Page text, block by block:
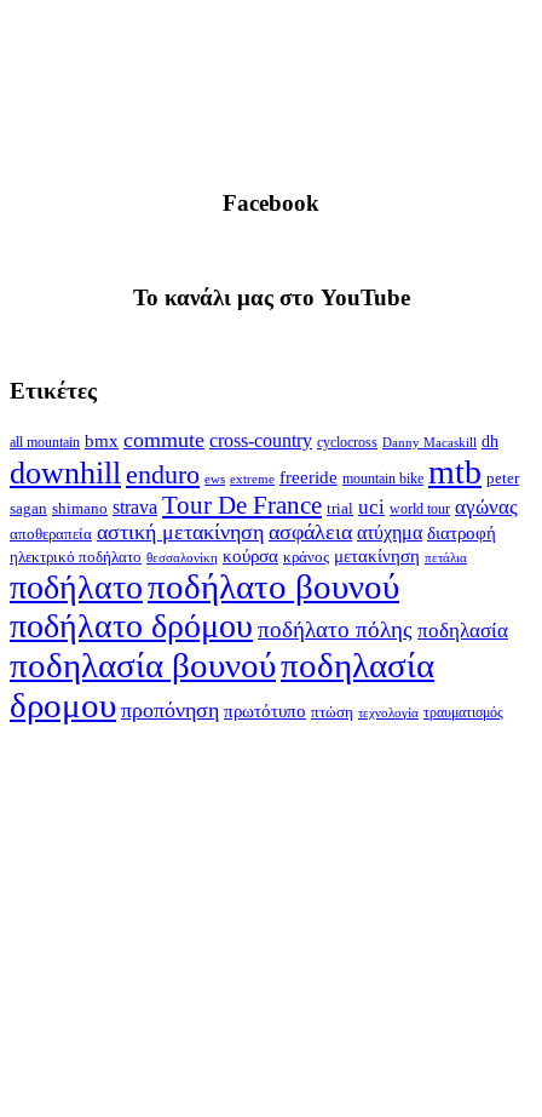
Facebook
To κανάλι μας στο YouTube
Ετικέτες
all mountain bmx commute cross-country cyclocross Danny Macaskill dh
downhillenduro ews extreme freeride mountain bike mtb peter
sagan shimano strava Tour De France trial uci world tour αγώνας
αποθεραπεία αστική μετακίνηση ασφάλεια ατύχημα διατροφή
ηλεκτρικό ποδήλατο θεσσαλονίκη κούρσα κράνος μετακίνηση πετάλια
ποδήλατοποδήλατο βουνού
ποδήλατο δρόμου ποδήλατο πόλης ποδηλασία
ποδηλασία βουνούποδηλασία
δρομου προπόνηση πρωτότυπο πτώση τεχνολογία τραυματισμός